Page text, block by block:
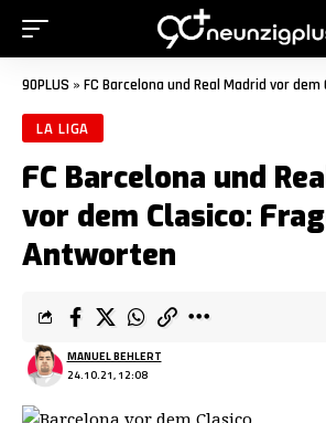
90PLUS » FC Barcelona und Real Madrid vor dem
LA LIGA
FC Barcelona und
vor dem Clasico:
Antworten
24.10.21, 12:08
MANUEL BEHLERT